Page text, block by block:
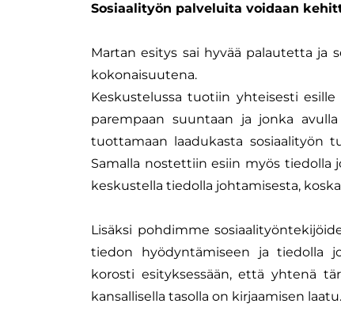
Sosiaalityön palveluita voidaan
Martan esitys sai hyvää palautetta ja
kokonaisuutena.
Keskustelussa tuotiin yhteisesti
parempaan suuntaan ja jonka
tuottamaan laadukasta sosiaalityön
Samalla nostettiin esiin myös tiedolla
keskustella tiedolla johtamisesta,
Lisäksi pohdimme
tiedon hyödyntämiseen ja tiedolla
korosti esityksessään, että yhtenä
kansallisella tasolla on kirjaamisen laatu.